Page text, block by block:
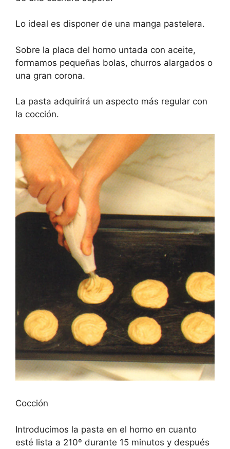
Lo ideal es disponer de una manga pastelera.
Sobre la placa del horno untada con aceite,
formamos pequeñas bolas, churros alargados o
una gran corona.
La pasta adquirirá un aspecto más regular con
la cocción.
Cocción
Introducimos la pasta en el horno en cuanto
esté lista a 210º durante 15 minutos y después